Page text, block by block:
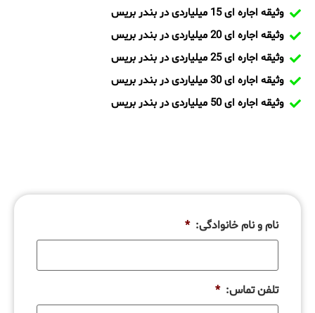
وثیقه اجاره ای 15 میلیاردی در بندر بریس
وثیقه اجاره ای 20 میلیاردی در بندر بریس
وثیقه اجاره ای 25 میلیاردی در بندر بریس
وثیقه اجاره ای 30 میلیاردی در بندر بریس
وثیقه اجاره ای 50 میلیاردی در بندر بریس
نام و نام خانوادگی: *
تلفن تماس: *